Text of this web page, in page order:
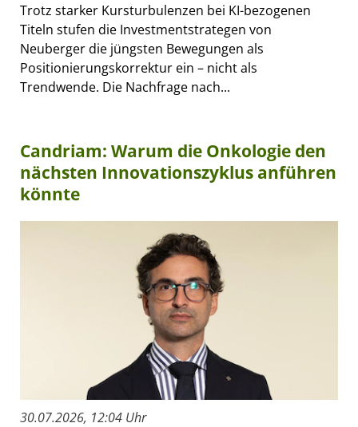
Trotz starker Kursturbulenzen bei KI-bezogenen
Titeln stufen die Investmentstrategen von
Neuberger die jüngsten Bewegungen als
Positionierungskorrektur ein – nicht als
Trendwende. Die Nachfrage nach...
Candriam: Warum die Onkologie den
nächsten Innovationszyklus anführen
könnte
30.07.2026, 12:04 Uhr